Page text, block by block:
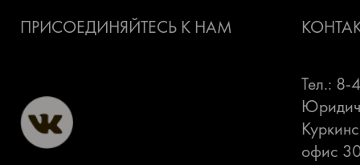
ПРИСОЕДИНЯЙТЕСЬ К НАМ
Тел.: 8-
офис